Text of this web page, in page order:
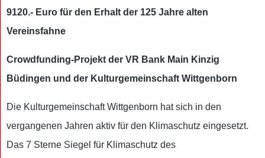
9120.- Euro für den Erhalt der 125 Jahre alten
Vereinsfahne
Crowdfunding-Projekt der VR Bank Main Kinzig
Büdingen und der Kulturgemeinschaft Wittgenborn
Die Kulturgemeinschaft Wittgenborn hat sich in den
vergangenen Jahren aktiv für den Klimaschutz eingesetzt.
Das 7 Sterne Siegel für Klimaschutz des